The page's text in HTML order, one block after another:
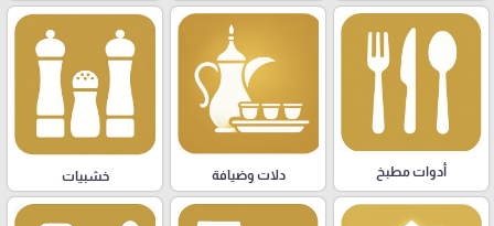
أدوات مطبخ دلات وضيافة خشبيات